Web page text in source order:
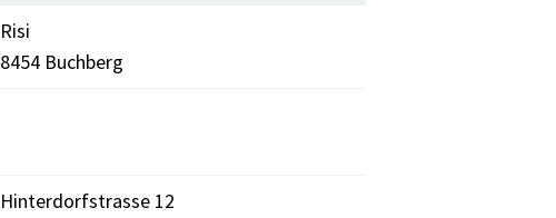
Risi
8454 Buchberg
Hinterdorfstrasse 12